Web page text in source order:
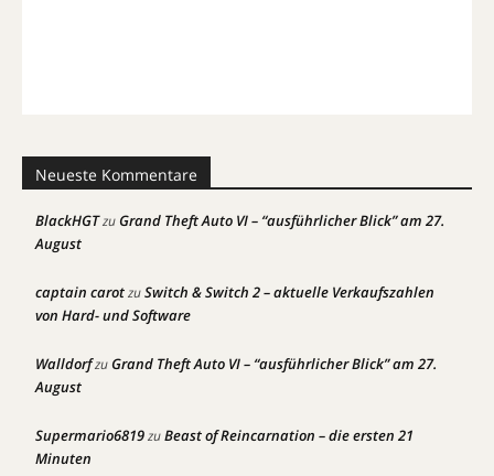
Neueste Kommentare
BlackHGTzuGrand Theft Auto VI – “ausführlicher Blick” am 27.
August
captain carotzuSwitch & Switch 2 – aktuelle Verkaufszahlen
von Hard- und Software
WalldorfzuGrand Theft Auto VI – “ausführlicher Blick” am 27.
August
Supermario6819zuBeast of Reincarnation – die ersten 21
Minuten